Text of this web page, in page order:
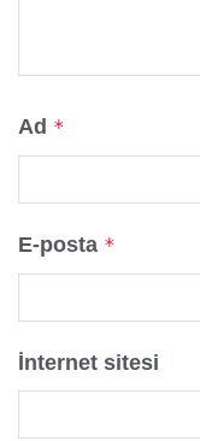
Ad *
E-posta *
İnternet sitesi